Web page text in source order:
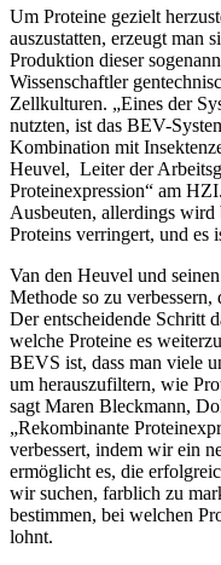
Um Proteine gezielt
auszustatten, erzeugt man
Produktion dieser
Wissenschaftler
Zellkulturen. „Eines der
nutzten, ist das BEV-
Kombination mit
Heuvel, Leiter der
Proteinexpression“ am
Ausbeuten, allerdings
Proteins verringert, und es
Van den Heuvel und
Methode so zu verbessern,
Der entscheidende Schritt
welche Proteine es
BEVS ist, dass man viele
um herauszufiltern, wie
sagt Maren Bleckmann,
„Rekombinante
verbessert, indem wir ein
ermöglicht es, die
wir suchen, farblich zu
bestimmen, bei welchen
lohnt.